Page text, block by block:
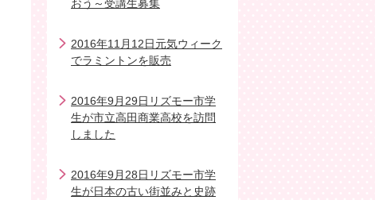
おう～受講生募集
2016年11月12日元気ウィーク
でラミントンを販売
2016年9月29日リズモー市学
生が市立高田商業高校を訪問
しました
2016年9月28日リズモー市学
生が日本の古い街並みと史跡